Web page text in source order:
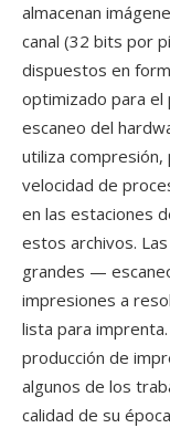
almacenan
canal (32 bits por
dispuestos en
optimizado para el
escaneo del
utiliza
velocidad de
en las estaciones
estos archivos.
grandes —
impresiones a
lista para
producción de
algunos de los
calidad de su